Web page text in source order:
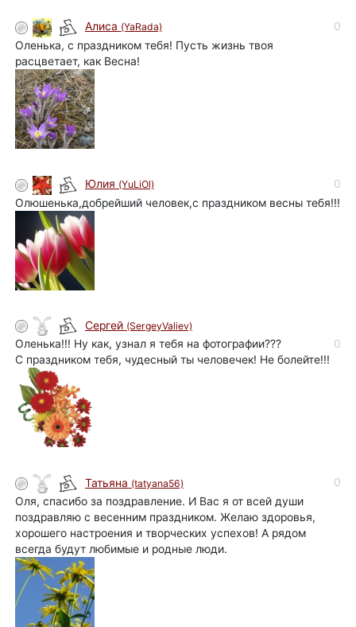
Алиса (YaRada)
0
Оленька, с праздником тебя! Пусть жизнь твоя
расцветает, как Весна!
Юлия (YuLiOl)
0
Олюшенька,добрейший человек,с праздником весны тебя!!!
Сергей (SergeyValiev)
0
Оленька!!! Ну как, узнал я тебя на фотографии???
С праздником тебя, чудесный ты человечек! Не болейте!!!
Татьяна (tatyana56)
0
Оля, спасибо за поздравление. И Вас я от всей души
поздравляю с весенним праздником. Желаю здоровья,
хорошего настроения и творческих успехов! А рядом
всегда будут любимые и родные люди.